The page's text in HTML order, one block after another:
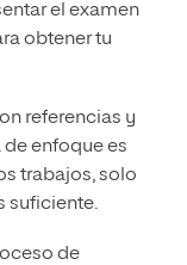
el examen
obtener tu
referencias y
enfoque es
trabajos, solo
suficiente.
de